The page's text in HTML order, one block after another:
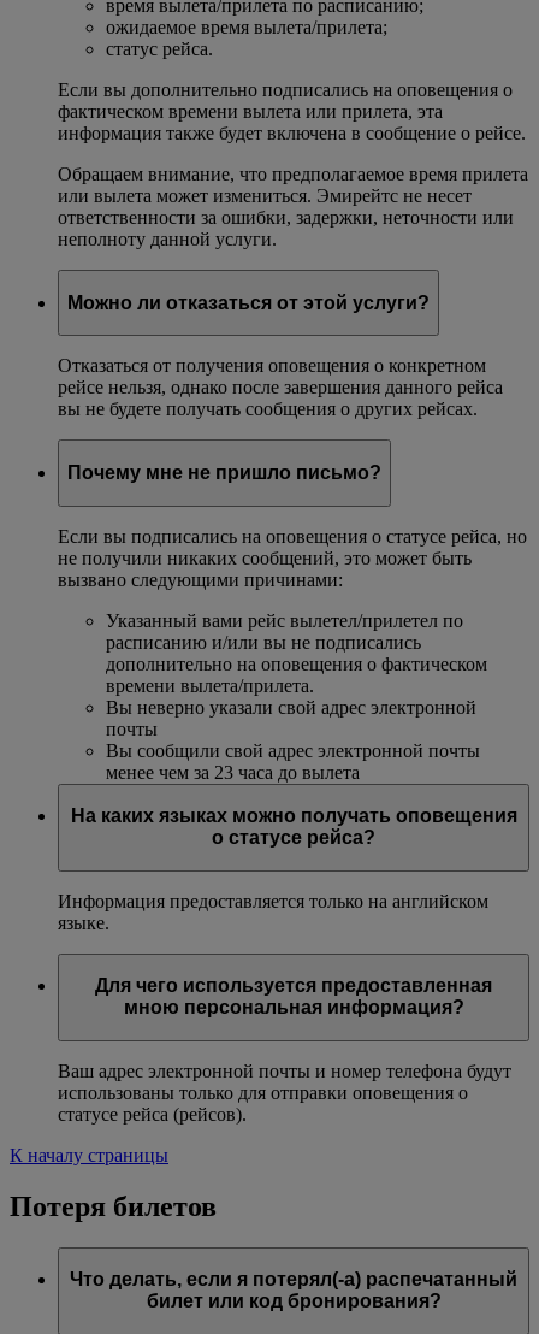
время вылета/прилета по расписанию;
ожидаемое время вылета/прилета;
статус рейса.
Если вы дополнительно подписались на оповещения о
фактическом времени вылета или прилета, эта
информация также будет включена в сообщение о рейсе.
Обращаем внимание, что предполагаемое время прилета
или вылета может измениться. Эмирейтс не несет
ответственности за ошибки, задержки, неточности или
неполноту данной услуги.
Можно ли отказаться от этой услуги?
Отказаться от получения оповещения о конкретном
рейсе нельзя, однако после завершения данного рейса
вы не будете получать сообщения о других рейсах.
Почему мне не пришло письмо?
Если вы подписались на оповещения о статусе рейса, но
не получили никаких сообщений, это может быть
вызвано следующими причинами:
Указанный вами рейс вылетел/прилетел по
расписанию и/или вы не подписались
дополнительно на оповещения о фактическом
времени вылета/прилета.
Вы неверно указали свой адрес электронной
почты
Вы сообщили свой адрес электронной почты
менее чем за 23 часа до вылета
На каких языках можно получать оповещения
о статусе рейса?
Информация предоставляется только на английском
языке.
Для чего используется предоставленная
мною персональная информация?
Ваш адрес электронной почты и номер телефона будут
использованы только для отправки оповещения о
статусе рейса (рейсов).
К началу страницы
Потеря билетов
Что делать, если я потерял(-а) распечатанный
билет или код бронирования?